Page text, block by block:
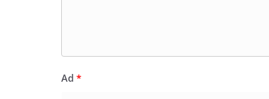
Ad *